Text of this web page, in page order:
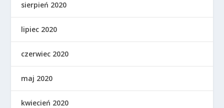
sierpień 2020
lipiec 2020
czerwiec 2020
maj 2020
kwiecień 2020